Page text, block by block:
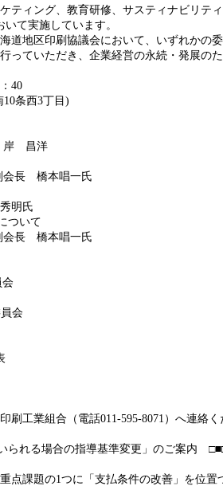
ティング、教育研修、サスティナビリテ
て実施しています。
道地区印刷協議会において、いずれかの
っていただき、企業経営の永続・発展の
40
条西3丁目)
昌洋
橋本唱一氏
明氏
ついて
橋本唱一氏
会
工業組合（電話011-595-8071）へ連絡く
られる場合の指導基準変更」のご案内
点課題の1つに「支払条件の改善」を位置